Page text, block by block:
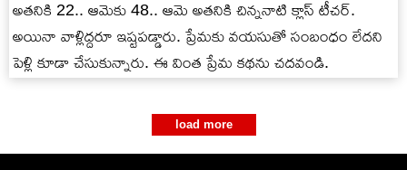
అతనికి 22.. ఆమెకు 48.. ఆమె అతనికి చిన్ననాటి క్లాస్ టీచర్.
అయినా వాళ్లిద్దరూ ఇష్టపడ్డారు. ప్రేమకు వయసుతో సంబంధం లేదని
పెళ్లి కూడా చేసుకున్నారు. ఈ వింత ప్రేమ కథను చదవండి.
load more